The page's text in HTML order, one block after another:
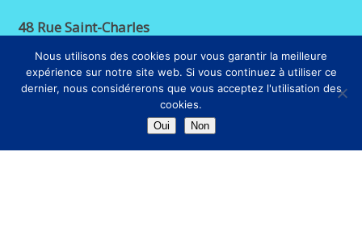
48 Rue Saint-Charles
03 29 56 26 68
Nous utilisons des cookies pour vous garantir la meilleure
expérience sur notre site web. Si vous continuez à utiliser ce
dernier, nous considérerons que vous acceptez l'utilisation des
cookies.
Oui Non